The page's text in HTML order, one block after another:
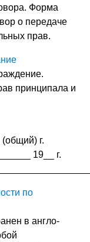
Форма
о передаче
прав.
принципала и
г.
19__ г.
по
в англо-